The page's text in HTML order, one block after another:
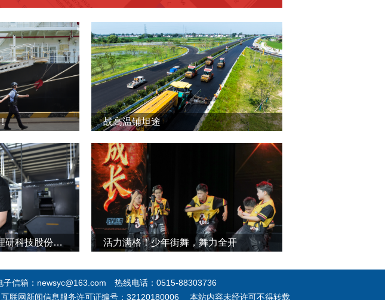
战高温铺坦途
盐城焕新记丨走进江苏理研科技股份有限公司 活力满格！少年街舞，舞力全开
子信箱：newsyc@163.com 热线电话：0515-88303736
联网新闻信息服务许可证编号：32120180006 本站内容未经许可不得转载